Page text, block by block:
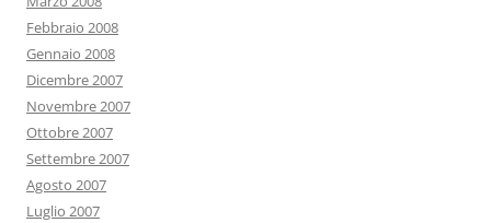
Febbraio 2008
Gennaio 2008
Dicembre 2007
Novembre 2007
Ottobre 2007
Settembre 2007
Agosto 2007
Luglio 2007